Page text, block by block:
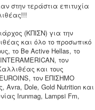
στην τεράστια επιτυχία
(ΚΠΙΣΝ) για την
και όλο το προσωπικό
το Be Active Hellas, το
τον
και τους
τον ΕΠΙΣΗΜΟ
Dole, Gold Nutrition και
Irunmag, Lampsi Fm,